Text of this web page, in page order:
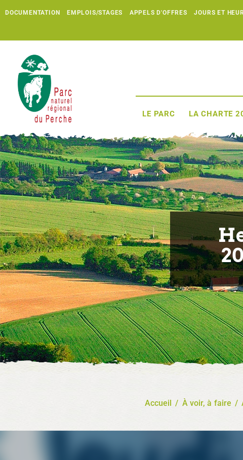
DOCUMENTATION EMPLOIS/STAGES APPELS D'OFFRES JOURS ET
LE PARC LA CHARTE
Accueil / À voir, à faire /